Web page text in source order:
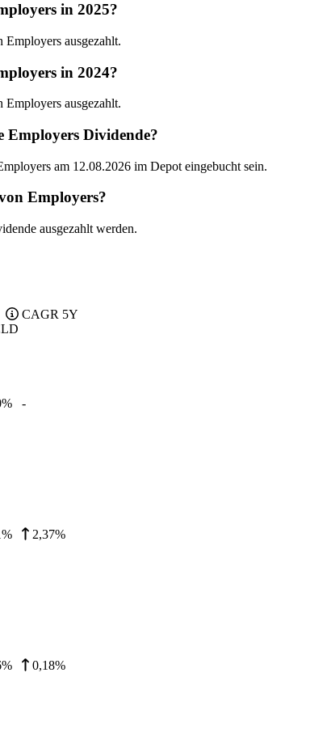
in 2025?
ausgezahlt.
in 2024?
ausgezahlt.
Employers Dividende?
am 12.08.2026 im Depot eingebucht sein.
Employers?
ausgezahlt werden.
CAGR 5Y
% -
% 2,37%
% 0,18%